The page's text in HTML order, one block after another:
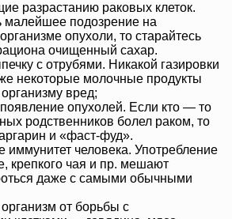
разрастанию раковых клеток.
малейшее подозрение на
опухоли, то старайтесь
очищенный сахар.
с отрубями. Никакой газировки
некоторые молочные продукты
вред;
опухолей. Если кто — то
родственников болел раком, то
и «фаст-фуд».
человека. Употребление
крепкого чая и пр. мешают
даже с самыми обычными
от борьбы с